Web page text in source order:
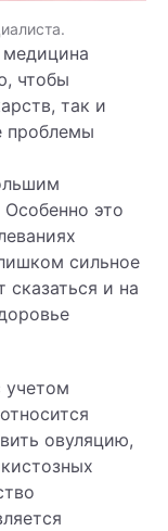
медицина
чтобы
так и
проблемы
это
сильное
и на
учетом
овуляцию,